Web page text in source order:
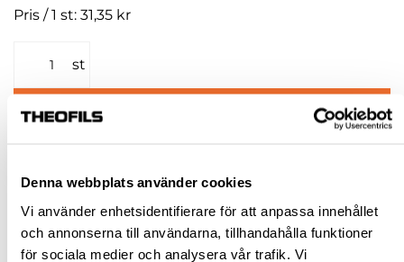
Denna webbplats använder cookies
Vi använder enhetsidentifierare för att anpassa innehållet
och annonserna till användarna, tillhandahålla funktioner
för sociala medier och analysera vår trafik. Vi
Pris / 1 st: 31,35 kr
st
Stockholm butik Slut i lager